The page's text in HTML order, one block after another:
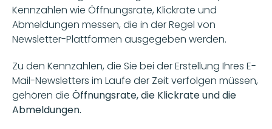
Kennzahlen wie Öffnungsrate, Klickrate und
Abmeldungen messen, die in der Regel von
Newsletter-Plattformen ausgegeben werden.
Zu den Kennzahlen, die Sie bei der Erstellung Ihres E-
Mail-Newsletters im Laufe der Zeit verfolgen müssen,
gehören die Öffnungsrate, die Klickrate und die
Abmeldungen.